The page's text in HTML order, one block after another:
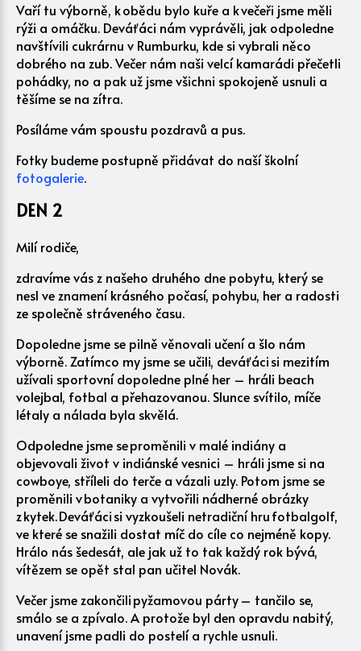
Vaří tu výborně, k obědu bylo kuře a k večeři jsme měli
rýži a omáčku. Deváťáci nám vyprávěli, jak odpoledne
navštívili cukrárnu v Rumburku, kde si vybrali něco
dobrého na zub. Večer nám naši velcí kamarádi přečetli
pohádky, no a pak už jsme všichni spokojeně usnuli a
těšíme se na zítra.
Posíláme vám spoustu pozdravů a pus.
Fotky budeme postupně přidávat do naší školní
fotogalerie.
DEN 2
Milí rodiče,
zdravíme vás z našeho druhého dne pobytu, který se
nesl ve znamení krásného počasí, pohybu, her a radosti
ze společně stráveného času.
Dopoledne jsme se pilně věnovali učení a šlo nám
výborně. Zatímco my jsme se učili, deváťáci si mezitím
užívali sportovní dopoledne plné her – hráli beach
volejbal, fotbal a přehazovanou. Slunce svítilo, míče
létaly a nálada byla skvělá.
Odpoledne jsme se proměnili v malé indiány a
objevovali život v indiánské vesnici – hráli jsme si na
cowboye, stříleli do terče a vázali uzly. Potom jsme se
proměnili v botaniky a vytvořili nádherné obrázky
z kytek. Deváťáci si vyzkoušeli netradiční hru fotbalgolf,
ve které se snažili dostat míč do cíle co nejméně kopy.
Hrálo nás šedesát, ale jak už to tak každý rok bývá,
vítězem se opět stal pan učitel Novák.
Večer jsme zakončili pyžamovou párty – tančilo se,
smálo se a zpívalo. A protože byl den opravdu nabitý,
unavení jsme padli do postelí a rychle usnuli.